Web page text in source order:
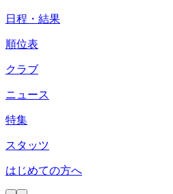
日程・結果
順位表
クラブ
ニュース
特集
スタッツ
はじめての方へ